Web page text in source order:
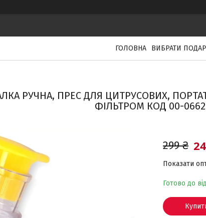
ГОЛОВНА ВИБРАТИ
РУЧНА, ПРЕС ДЛЯ ЦИТРУСОВИХ,
ФІЛЬТРОМ КОД 00-0662
299 ₴
Показати
Готово до